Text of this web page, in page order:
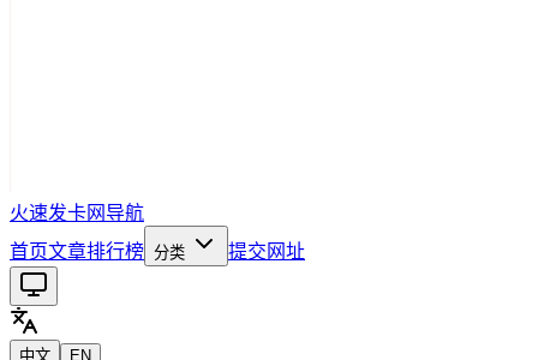
火速发卡网导航
首页文章排行榜 分类 提交网址
中文 EN